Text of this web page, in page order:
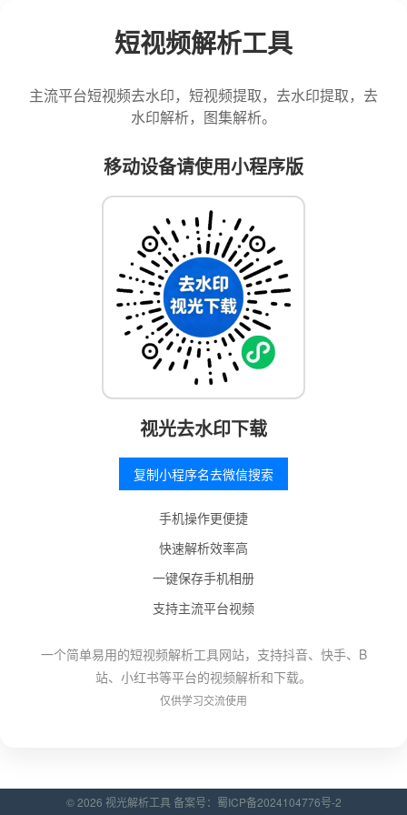
短视频解析工具
主流平台短视频去水印，短视频提取，去水印提取，去
水印解析，图集解析。
移动设备请使用小程序版
视光去水印下载
复制小程序名去微信搜索
手机操作更便捷
快速解析效率高
一键保存手机相册
支持主流平台视频
一个简单易用的短视频解析工具网站，支持抖音、快手、B
站、小红书等平台的视频解析和下载。
仅供学习交流使用
© 2026 视光解析工具 备案号： 蜀ICP备2024104776号-2